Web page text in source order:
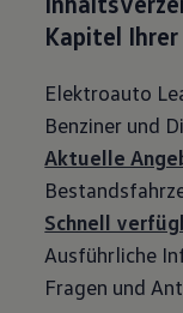
Kapitel
Elektroauto
Benziner und
Aktuelle
Schnell
Ausführliche
Fragen und